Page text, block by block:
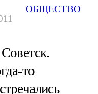
ОБЩЕСТВО
то